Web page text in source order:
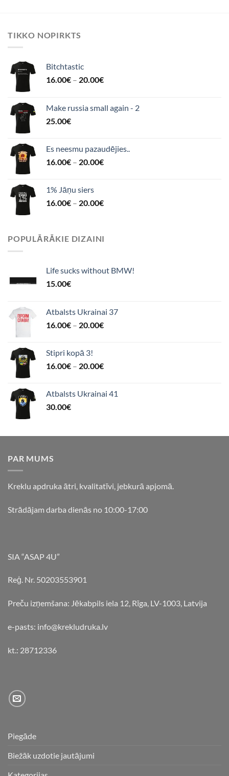
TIKKO NOPIRKTS
Bitchtastic
16.00€ – 20.00€
Make russia small again - 2
25.00€
Es neesmu pazaudējies..
16.00€ – 20.00€
1% Jāņu siers
16.00€ – 20.00€
POPULĀRĀKIE DIZAINI
Life sucks without BMW!
15.00€
Atbalsts Ukrainai 37
16.00€ – 20.00€
Stipri kopā 3!
16.00€ – 20.00€
Atbalsts Ukrainai 41
30.00€
PAR MUMS
Kreklu apdruka ātri, kvalitatīvi, jebkurā apjomā.
Strādājam darba dienās no 10:00-17:00
SIA “ASAP 4U”
Reģ. Nr. 50203553901
Preču izņemšana: Jēkabpils iela 12, Rīga, LV-1003, Latvija
e-pasts: info@krekludruka.lv
kt.: 28712336
Piegāde
Biežāk uzdotie jautājumi